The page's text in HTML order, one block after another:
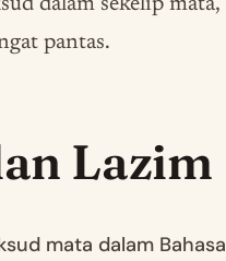
dalam sekelip mata,
pantas.
Lazim
mata dalam Bahasa